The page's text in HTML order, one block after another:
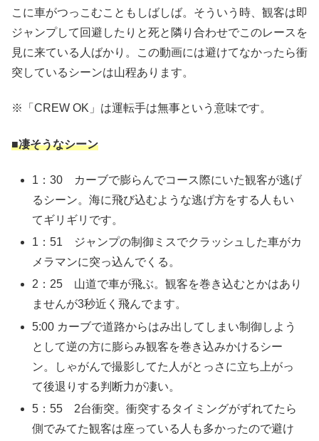
こに車がつっこむこともしばしば。そういう時、観客は即
ジャンプして回避したりと死と隣り合わせでこのレースを
見に来ている人ばかり。この動画には避けてなかったら衝
突しているシーンは山程あります。
※「CREW OK」は運転手は無事という意味です。
■凄そうなシーン
1：30 カーブで膨らんでコース際にいた観客が逃げ
るシーン。海に飛び込むような逃げ方をする人もい
てギリギリです。
1：51 ジャンプの制御ミスでクラッシュした車がカ
メラマンに突っ込んでくる。
2：25 山道で車が飛ぶ。観客を巻き込むとかはあり
ませんが3秒近く飛んでます。
5:00 カーブで道路からはみ出してしまい制御しよう
として逆の方に膨らみ観客を巻き込みかけるシー
ン。しゃがんで撮影してた人がとっさに立ち上がっ
て後退りする判断力が凄い。
5：55 2台衝突。衝突するタイミングがずれてたら
側でみてた観客は座っている人も多かったので避け